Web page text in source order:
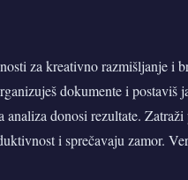
za kreativno razmišljanje i
dokumente i postaviš
donosi rezultate.
i sprečavaju zamor.